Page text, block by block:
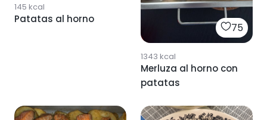
145 kcal
Patatas al horno
75
1343 kcal
Merluza al horno con
patatas